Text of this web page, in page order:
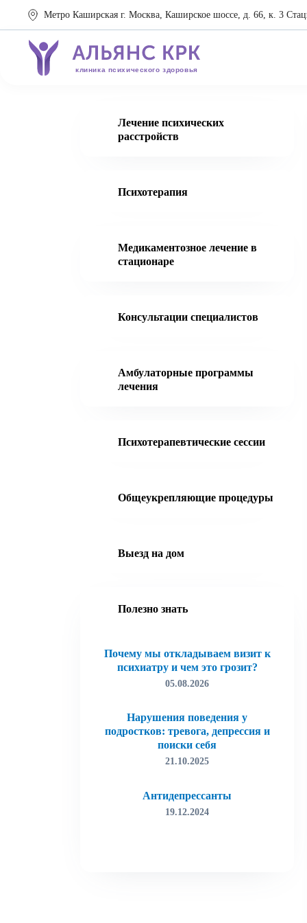
Метро Каширская г. Москва, Каширское шоссе, д. 66, к. 3
клиника психического здоровья
Лечение психических
расстройств
Психотерапия
Медикаментозное лечение в
стационаре
Консультации специалистов
Амбулаторные программы
лечения
Психотерапевтические сессии
Общеукрепляющие процедуры
Выезд на дом
Полезно знать
Почему мы откладываем визит к
психиатру и чем это грозит?
05.08.2026
Нарушения поведения у
подростков: тревога, депрессия и
поиски себя
21.10.2025
Антидепрессанты
19.12.2024